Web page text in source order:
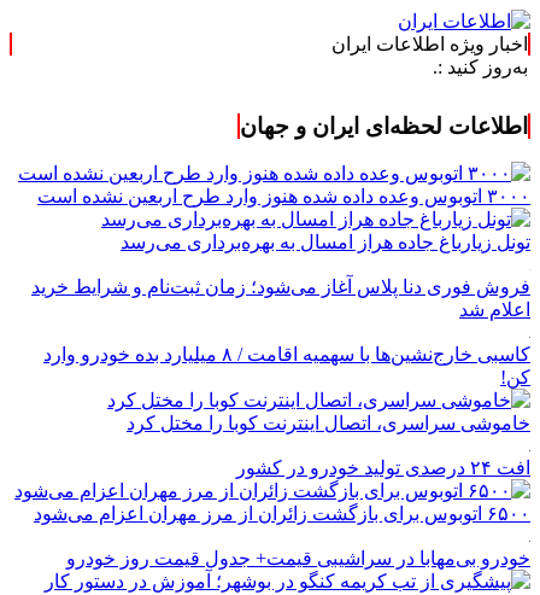
اخبار ویژه اطلاعات ایران
:.
اطلاعات لحظه‌ای ایران و جهان
۳۰۰۰ اتوبوس وعده داده شده هنوز وارد طرح اربعین نشده است
تونل زیارباغ جاده هراز امسال به بهره‌برداری می‌رسد
فروش فوری دنا پلاس آغاز می‌شود؛ زمان ثبت‌نام و شرایط خرید
اعلام شد
کاسبی خارج‌نشین‌ها با سهمیه اقامت / ۸ میلیارد بده خودرو وارد
کن!
خاموشی سراسری، اتصال اینترنت کوبا را مختل کرد
افت ۲۴ درصدی تولید خودرو در کشور
۶۵۰۰ اتوبوس برای بازگشت زائران از مرز مهران اعزام می‌شود
خودرو بی‌مهابا در سراشیبی قیمت+ جدول قیمت روز خودرو